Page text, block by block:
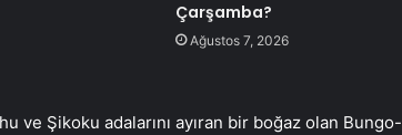
Çarşamba?
Ağustos 7, 2026
ve Şikoku adalarını ayıran bir boğaz olan Bungo-